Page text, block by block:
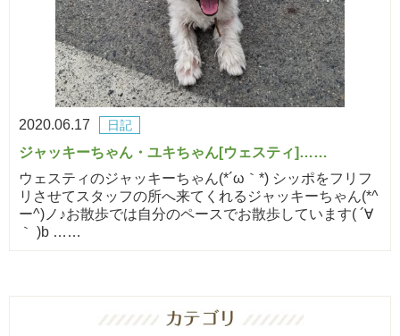
2020.06.17 日記
ジャッキーちゃん・ユキちゃん[ウェスティ]……
ウェスティのジャッキーちゃん(*´ω｀*) シッポをフリフ
リさせてスタッフの所へ来てくれるジャッキーちゃん(*^
ー^)ノ♪お散歩では自分のペースでお散歩しています( ´∀
｀ )b ……